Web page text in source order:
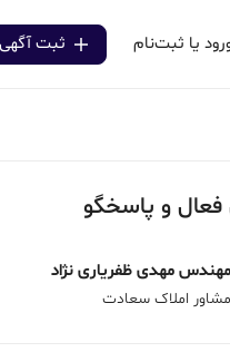
یا ثبت‌نام ثبت آگهی
و پاسخگو
مهندس مهدی ظفریاری نژاد
مشاور املاک سعادت